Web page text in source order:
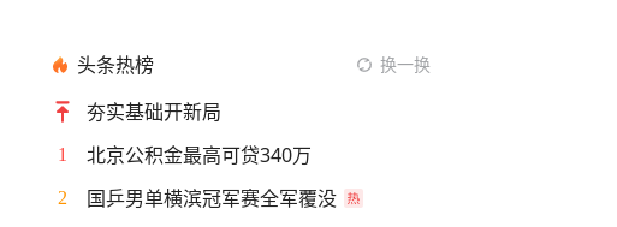
头条热榜 换一换
夯实基础开新局
1 北京公积金最高可贷340万
2 国乒男单横滨冠军赛全军覆没